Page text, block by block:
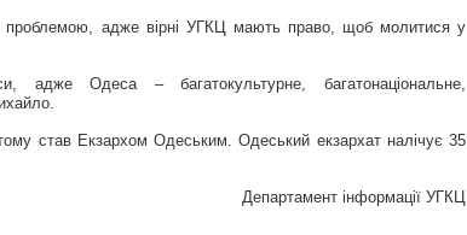
проблемою, адже вірні УГКЦ мають право, щоб молитися у
Одеса – багатокультурне, багатонаціональне,
став Екзархом Одеським. Одеський екзархат налічує 35
Департамент інформації УГКЦ